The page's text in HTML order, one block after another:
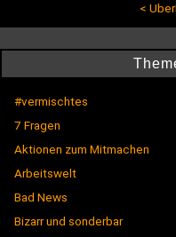
<
#vermischtes
7 Fragen
Aktionen zum Mitmachen
Arbeitswelt
Bad News
Bizarr und sonderbar